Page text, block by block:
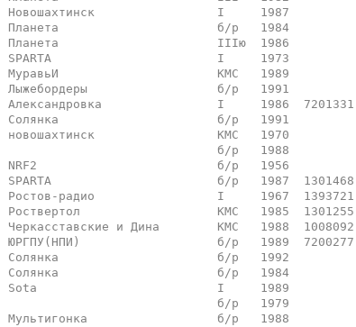
Новошахтинск                 I     1987
Планета                      б/р   1984
Планета                      IIIю  1986
SPARTA                       I     1973
МуравьИ                      КМС   1989
Лыжебордеры                  б/р   1991
Александровка                I     1986  7201331
Солянка                      б/р   1991
новошахтинск                 КМС   1970
                              б/р   1988
NRF2                         б/р   1956
SPARTA                       б/р   1987  1301468
Ростов-радио                 I     1967  1393721
Роствертол                   КМС   1985  1301255
Черкасставские и Дина        КМС   1988  1008092
ЮРГПУ(НПИ)                   б/р   1989  7200277
Солянка                      б/р   1992
Солянка                      б/р   1984
Sota                         I     1989
                              б/р   1979
Мультигонка                  б/р   1988